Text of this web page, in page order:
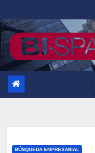
al
contenido
BÚSQUEDA EMPRESARIAL